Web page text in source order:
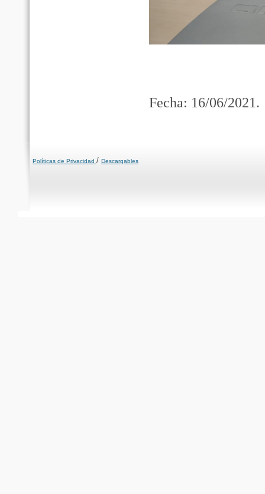
Fecha: 16/06/2021.
Políticas de Privacidad / Descargables